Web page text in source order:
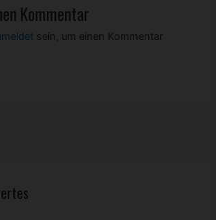
Kommentar
sein, um einen Kommentar